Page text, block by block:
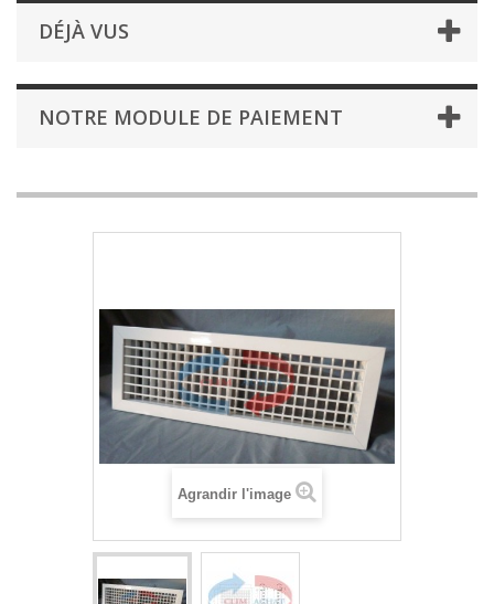
DÉJÀ VUS
NOTRE MODULE DE PAIEMENT
Agrandir l'image